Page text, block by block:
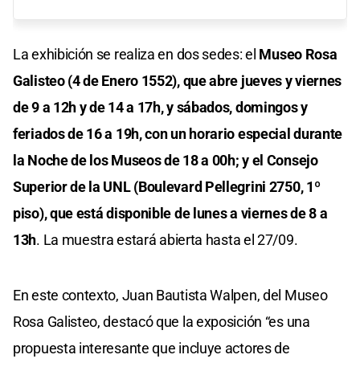
La exhibición se realiza en dos sedes: el Museo Rosa
Galisteo (4 de Enero 1552), que abre jueves y viernes
de 9 a 12h y de 14 a 17h, y sábados, domingos y
feriados de 16 a 19h, con un horario especial durante
la Noche de los Museos de 18 a 00h; y el Consejo
Superior de la UNL (Boulevard Pellegrini 2750, 1º
piso), que está disponible de lunes a viernes de 8 a
13h. La muestra estará abierta hasta el 27/09.
En este contexto, Juan Bautista Walpen, del Museo
Rosa Galisteo, destacó que la exposición “es una
propuesta interesante que incluye actores de